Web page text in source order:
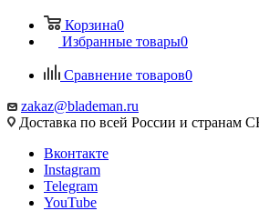
Корзина0
Избранные товары0
Сравнение товаров0
zakaz@blademan.ru
Доставка по всей России и странам
Вконтакте
Instagram
Telegram
YouTube